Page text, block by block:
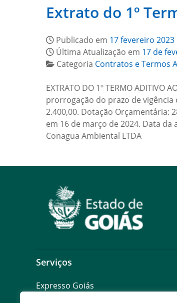
Extrato do 1º
Publicado em 17 fevereiro 2023
Última Atualização em 17 de
Categoria Contratos e Termos
EXTRATO DO 1º TERMO
prorrogação do prazo de vigência
2.400,00. Dotação Orçamentária:
em 16 de março de 2024. Data
Conagua Ambiental LTDA
Serviços
Expresso Goiás